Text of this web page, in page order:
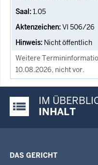
1.05
VI 506/26
Nicht öffentlich
Weitere
10.08.2026, nicht vor.
Justiz-Portal im
IM
INHALT
DAS GERICHT